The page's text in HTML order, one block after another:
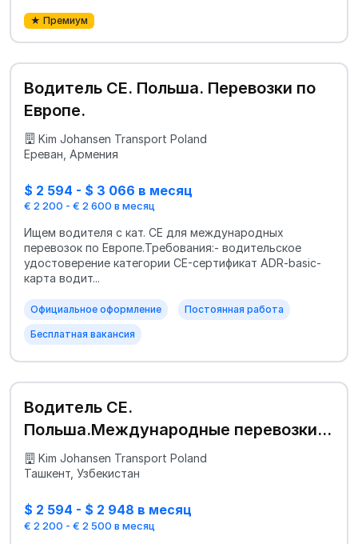
★ Премиум
Водитель СЕ. Польша. Перевозки по
Европе.
Kim Johansen Transport Poland
Ереван, Армения
$ 2 594 - $ 3 066 в месяц
€ 2 200 - € 2 600 в месяц
Ищем водителя с кат. СЕ для международных
перевозок по Европе.Требования:- водительское
удостоверение категории CE-сертификат ADR-basic-
карта водит...
Официальное оформление Постоянная работа
Бесплатная вакансия
Водитель СЕ.
Польша.Международные перевозки
по Европе.
Kim Johansen Transport Poland
Ташкент, Узбекистан
$ 2 594 - $ 2 948 в месяц
€ 2 200 - € 2 500 в месяц